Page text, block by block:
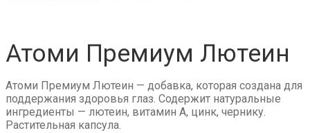
Атоми Премиум Лютеин
Атоми Премиум Лютеин — добавка, которая создана для
поддержания здоровья глаз. Содержит натуральные
ингредиенты — лютеин, витамин А, цинк, чернику.
Растительная капсула.